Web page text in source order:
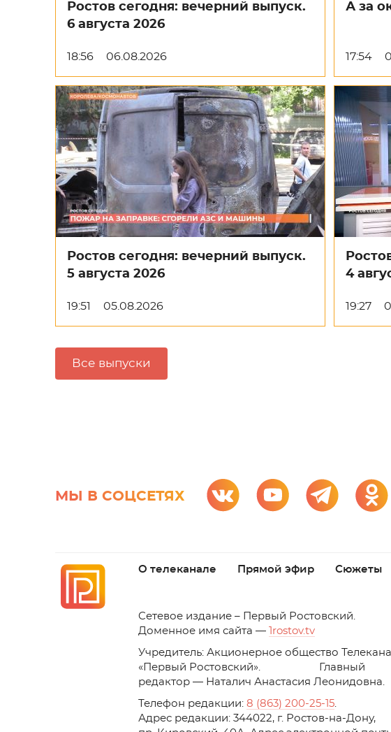
Ростов сегодня: вечерний выпуск.
6 августа 2026
18:56 06.08.2026
А за
17:54
Ростов сегодня: вечерний выпуск.
5 августа 2026
19:51 05.08.2026
4
19:27
Все выпуски
МЫ В СОЦСЕТЯХ
О телеканале Прямой эфир Сюжеты
Cетевое издание – Первый Ростовский.
Доменное имя сайта —
1rostov.tv
Учредитель: Акционерное общество
«Первый Ростовский». Главный
редактор — Наталич Анастасия Леонидовна.
Телефон редакции: 8 (863) 200-25-15.
Адрес редакции: 344022, г. Ростов-на-Дону,